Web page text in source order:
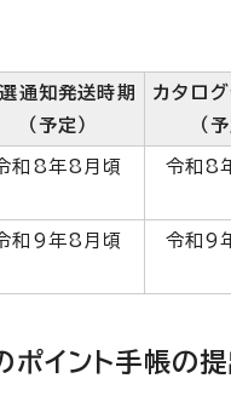
通知発送時期
（予定）
カタロ
（
和8年8月頃 令和8
和9年8月頃 令和9
イント手帳の提